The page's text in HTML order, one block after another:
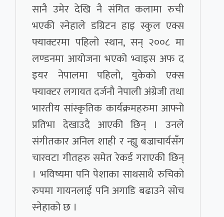
सानै उमेर देखि नै संगित कलामा रुची
भएकी स्नेहाले डग्रिटन हाइ स्कुल एक्स
फ्याक्टरमा पहिलो स्थान, सन् २००८ मा
लण्डनमा आयोजना भएको भ्वाइस अफ द
इयर नेपालमा पहिलो, युकेको एक्स
फ्याक्टर लगायत दर्जनौ नेपाली अंग्रेजी तथा
भारतीय सांस्कृतिक कार्यक्रमहरुमा आफ्नो
प्रतिभा देखाउदै आएकी छिन् । उनले
संगीतकार अनिल शाही र न्ह्यु बज्राचार्यसँग
चारवटा गीतहरु समेत रेकर्ड गराएकी छिन्
। भविष्यमा पनि पेशाका साथसाथै रुचिको
रुपमा गायनलाई पनि अगाडि बढाउने सोच
स्नेहाको छ ।